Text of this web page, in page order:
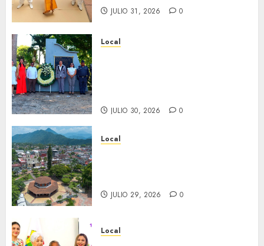
JULIO 31, 2026 0
Local
JULIO 30, 2026 0
Local
JULIO 29, 2026 0
Local